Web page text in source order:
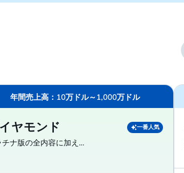
年間売上高：10万ドル～1,000万ドル
ヤモンド 一番人気
チナ版の全内容に加え…